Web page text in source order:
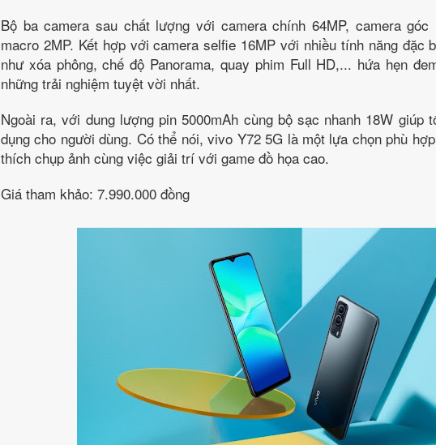
Bộ ba camera sau chất lượng với camera chính 64MP, camera
macro 2MP. Kết hợp với camera selfie 16MP với nhiều tính năng đặc
như xóa phông, chế độ Panorama, quay phim Full HD,... hứa hẹn
những trải nghiệm tuyệt vời nhất.
Ngoài ra, với dung lượng pin 5000mAh cùng bộ sạc nhanh 18W giúp
dụng cho người dùng. Có thể nói, vivo Y72 5G là một lựa chọn phù
thích chụp ảnh cùng việc giải trí với game đồ họa cao.
Giá tham khảo: 7.990.000 đồng